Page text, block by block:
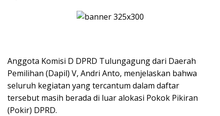
Anggota Komisi D DPRD Tulungagung dari Daerah
Pemilihan (Dapil) V, Andri Anto, menjelaskan bahwa
seluruh kegiatan yang tercantum dalam daftar
tersebut masih berada di luar alokasi Pokok Pikiran
(Pokir) DPRD.